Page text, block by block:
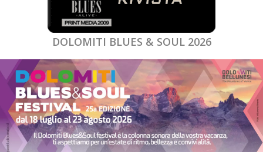
DOLOMITI BLUES & SOUL 2026